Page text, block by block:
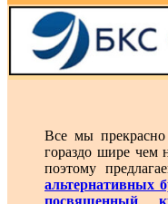
Все мы
гораздо шире чем
поэтому
альтернативных
посвященный